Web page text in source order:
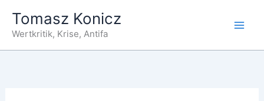
Inhalt
springen
Tomasz Konicz
Wertkritik, Krise, Antifa